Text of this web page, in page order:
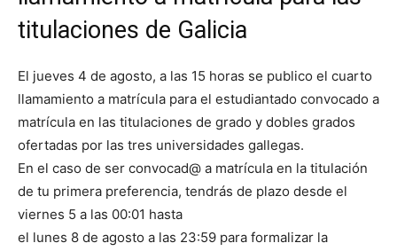
titulaciones de Galicia
El jueves 4 de agosto, a las 15 horas se publico el cuarto
llamamiento a matrícula para el estudiantado convocado a
matrícula en las titulaciones de grado y dobles grados
ofertadas por las tres universidades gallegas.
En el caso de ser convocad@ a matrícula en la titulación
de tu primera preferencia, tendrás de plazo desde el
viernes 5 a las 00:01 hasta
el lunes 8 de agosto a las 23:59 para formalizar la